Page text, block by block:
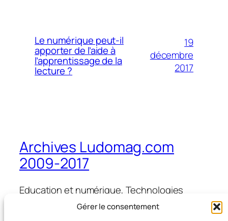
Gérer le consentement
Le numérique peut-il
apporter de l’aide à
l’apprentissage de la
lecture ?
19
décembre
2017
Archives Ludomag.com
2009-2017
Education et numérique, Technologies
d'Apprentissage, e-learning, serious games,